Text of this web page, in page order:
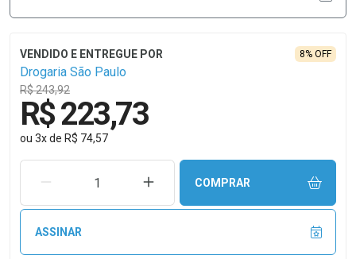
Drogaria São Paulo
R$ 243,92
8% OFF
R$ 223,73
ou 3xde R$ 74,57
REMOVER UMA UNIDADEAUMENTAR UMA UNIDADE
COMPRAR
ASSINAR